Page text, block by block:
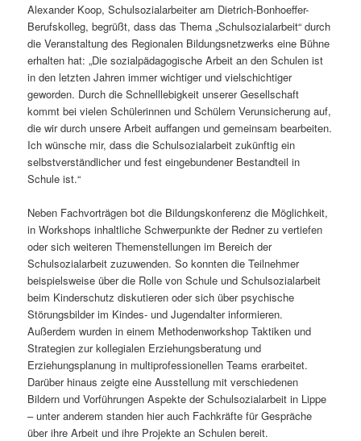
Alexander Koop, Schulsozialarbeiter am Dietrich-Bonhoeffer-
Berufskolleg, begrüßt, dass das Thema „Schulsozialarbeit“ durch
die Veranstaltung des Regionalen Bildungsnetzwerks eine Bühne
erhalten hat: „Die sozialpädagogische Arbeit an den Schulen ist
in den letzten Jahren immer wichtiger und vielschichtiger
geworden. Durch die Schnelllebigkeit unserer Gesellschaft
kommt bei vielen Schülerinnen und Schülern Verunsicherung auf,
die wir durch unsere Arbeit auffangen und gemeinsam bearbeiten.
Ich wünsche mir, dass die Schulsozialarbeit zukünftig ein
selbstverständlicher und fest eingebundener Bestandteil in
Schule ist.“
Neben Fachvorträgen bot die Bildungskonferenz die Möglichkeit,
in Workshops inhaltliche Schwerpunkte der Redner zu vertiefen
oder sich weiteren Themenstellungen im Bereich der
Schulsozialarbeit zuzuwenden. So konnten die Teilnehmer
beispielsweise über die Rolle von Schule und Schulsozialarbeit
beim Kinderschutz diskutieren oder sich über psychische
Störungsbilder im Kindes- und Jugendalter informieren.
Außerdem wurden in einem Methodenworkshop Taktiken und
Strategien zur kollegialen Erziehungsberatung und
Erziehungsplanung in multiprofessionellen Teams erarbeitet.
Darüber hinaus zeigte eine Ausstellung mit verschiedenen
Bildern und Vorführungen Aspekte der Schulsozialarbeit in Lippe
– unter anderem standen hier auch Fachkräfte für Gespräche
über ihre Arbeit und ihre Projekte an Schulen bereit.